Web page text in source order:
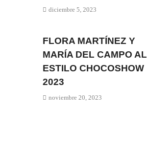
diciembre 5, 2023
FLORA MARTÍNEZ Y
MARÍA DEL CAMPO AL
ESTILO CHOCOSHOW
2023
noviembre 20, 2023